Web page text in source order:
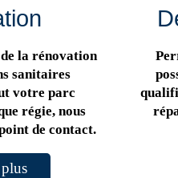
la rénovation
sanitaires
votre parc
régie, nous
de contact.